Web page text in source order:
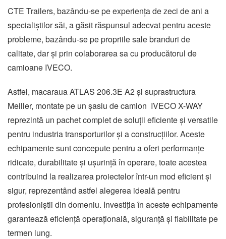
CTE Trailers, bazându-se pe experiența de zeci de ani a
specialiștilor săi, a găsit răspunsul adecvat pentru aceste
probleme, bazându-se pe propriile sale branduri de
calitate, dar și prin colaborarea sa cu producătorul de
camioane IVECO.
Astfel, macaraua ATLAS 206.3E A2 și suprastructura
Meiller, montate pe un șasiu de camion IVECO X-WAY
reprezintă un pachet complet de soluții eficiente și versatile
pentru industria transporturilor și a construcțiilor. Aceste
echipamente sunt concepute pentru a oferi performanțe
ridicate, durabilitate și ușurință în operare, toate acestea
contribuind la realizarea proiectelor într-un mod eficient și
sigur, reprezentând astfel alegerea ideală pentru
profesioniștii din domeniu. Investiția în aceste echipamente
garantează eficiență operațională, siguranță și fiabilitate pe
termen lung.